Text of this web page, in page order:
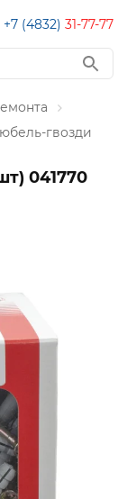
+7 (4832) 31-77-77
гвозди
041770